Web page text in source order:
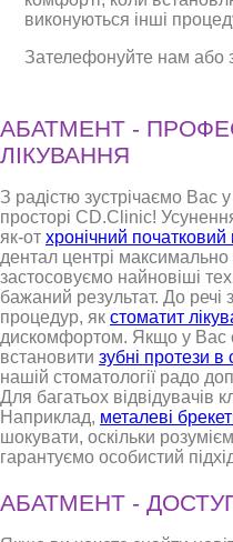
виконуються інші
Зателефонуйте нам або
АБАТМЕНТ -
ЛІКУВАННЯ
З радістю зустрічаємо Вас
просторі CD.Clinic!
як-от хронічний початковий
дентал центрі
застосовуємо найновіші
бажаний результат. До
процедур, як стоматит
дискомфортом. Якщо у Вас
встановити зубні протези в
нашій стоматології радо
Для багатьох відвідувачів
Наприклад, металеві
шокувати, оскільки
гарантуємо особистий
АБАТМЕНТ -